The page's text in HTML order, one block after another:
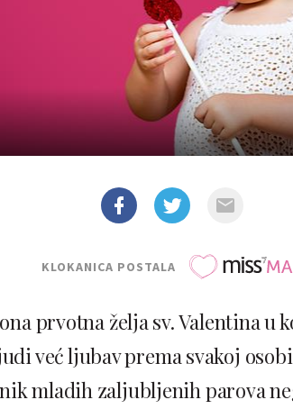
KLOKANICA POSTALA
prvotna želja sv. Valentina u
već ljubav prema svakoj
mladih zaljubljenih parova